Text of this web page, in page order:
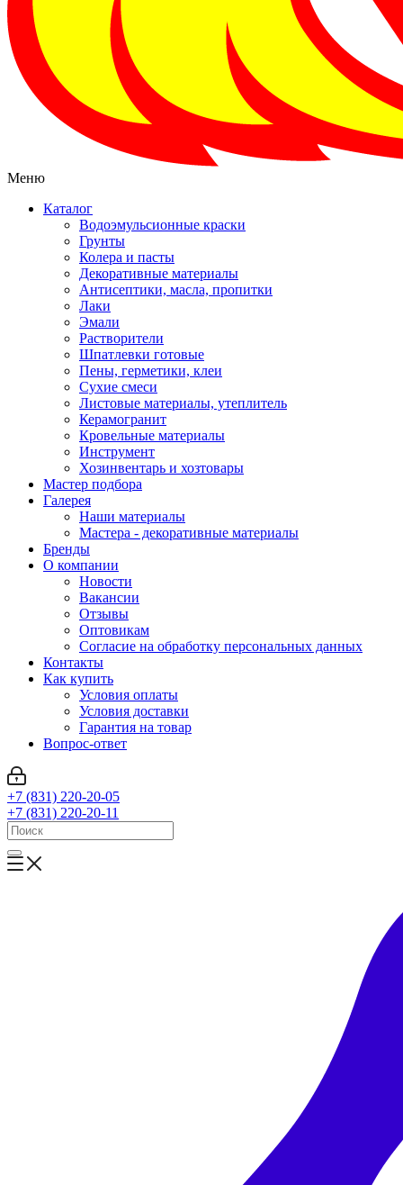
Меню
Каталог
Водоэмульсионные краски
Грунты
Колера и пасты
Декоративные материалы
Антисептики, масла, пропитки
Лаки
Эмали
Растворители
Шпатлевки готовые
Пены, герметики, клеи
Сухие смеси
Листовые материалы, утеплитель
Керамогранит
Кровельные материалы
Инструмент
Хозинвентарь и хозтовары
Мастер подбора
Галерея
Наши материалы
Мастера - декоративные материалы
Бренды
О компании
Новости
Вакансии
Отзывы
Оптовикам
Cогласие на обработку персональных данных
Контакты
Как купить
Условия оплаты
Условия доставки
Гарантия на товар
Вопрос-ответ
+7 (831) 220-20-05
+7 (831) 220-20-11